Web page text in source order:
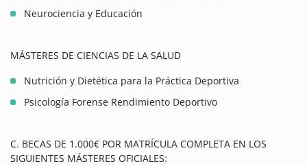
Neurociencia y Educación
MÁSTERES DE CIENCIAS DE LA SALUD
Nutrición y Dietética para la Práctica Deportiva
Psicología Forense Rendimiento Deportivo
C. BECAS DE 1.000€ POR MATRÍCULA COMPLETA EN LOS
SIGUIENTES MÁSTERES OFICIALES: